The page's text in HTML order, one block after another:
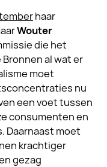
haar
Wouter
die het
al wat er
moet
nu
een voet tussen
consumenten en
Daarnaast moet
krachtiger
gezag